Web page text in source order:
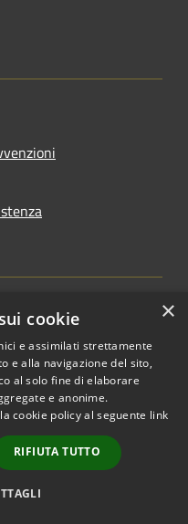
×
cookie
e assimilati strettamente
e alla navigazione del sito,
al solo fine di elaborare
e anonime.
cookie policy al seguente link
RIFIUTA TUTTO